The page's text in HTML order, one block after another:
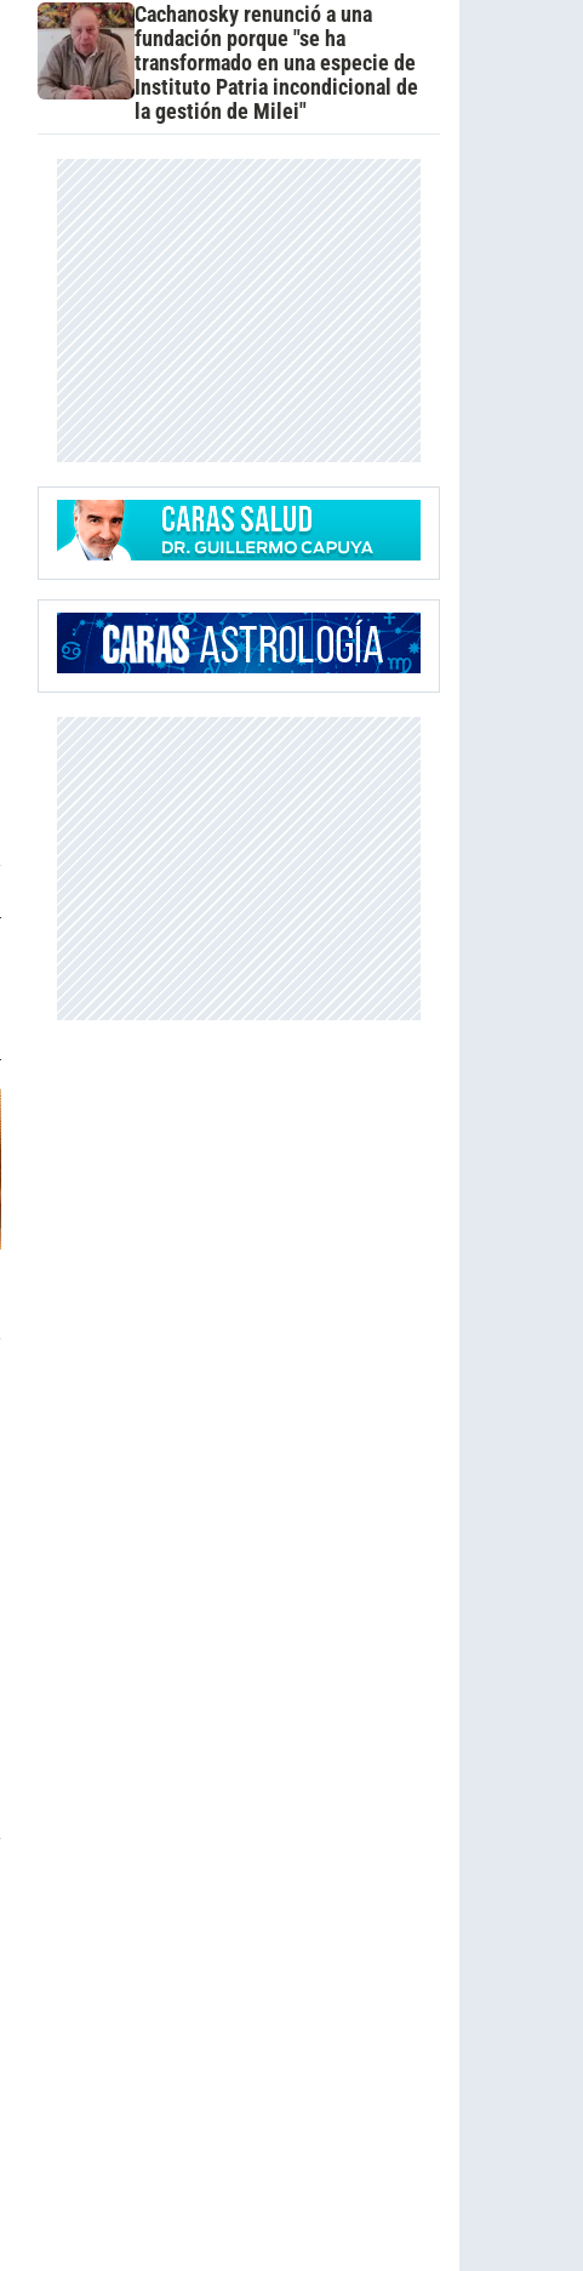
Cachanosky renunció a una
fundación porque "se ha
transformado en una especie de
Instituto Patria incondicional de
la gestión de Milei"